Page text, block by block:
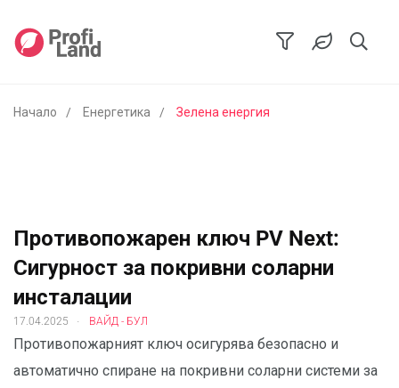
Начало Енергетика Зелена енергия
Противопожарен ключ PV Next:
Сигурност за покривни соларни
инсталации
17.04.2025 . ВАЙД - БУЛ
Противопожарният ключ осигурява безопасно и
автоматично спиране на покривни соларни системи за